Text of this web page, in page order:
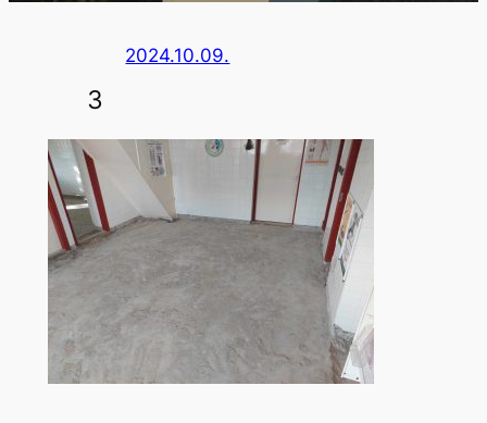
2024.10.09.
3